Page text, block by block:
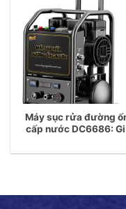
Máy sục rửa đường
cấp nước DC6686:
sạch đường ống